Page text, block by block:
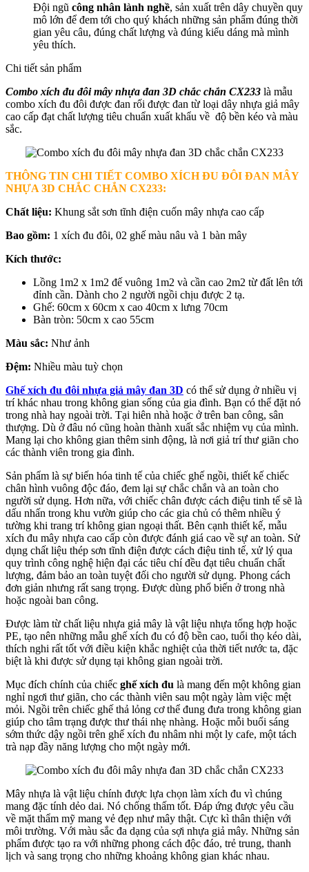
Đội ngũ công nhân lành nghề, sản xuất trên dây chuyền quy
mô lớn để đem tới cho quý khách những sản phẩm đúng thời
gian yêu câu, đúng chất lượng và đúng kiểu dáng mà mình
yêu thích.
Chi tiết sản phẩm
Combo xích đu đôi mây nhựa đan 3D chắc chắn CX233 là mẫu
combo xích đu đôi được đan rối được đan từ loại dây nhựa giả mây
cao cấp đạt chất lượng tiêu chuẩn xuất khẩu về độ bền kéo và màu
sắc.
THÔNG TIN CHI TIẾT COMBO XÍCH ĐU ĐÔI ĐAN MÂY
NHỰA 3D CHẮC CHẮN CX233:
Chất liệu: Khung sắt sơn tĩnh điện cuốn mây nhựa cao cấp
Bao gồm: 1 xích đu đôi, 02 ghế màu nâu và 1 bàn mây
Kích thước:
Lồng 1m2 x 1m2 đế vuông 1m2 và cần cao 2m2 từ đất lên tới
đỉnh cần. Dành cho 2 người ngồi chịu được 2 tạ.
Ghế: 60cm x 60cm x cao 40cm x lưng 70cm
Bàn tròn: 50cm x cao 55cm
Màu sắc: Như ảnh
Đệm: Nhiều màu tuỳ chọn
Ghế xích đu đôi nhựa giả mây đan 3D có thể sử dụng ở nhiều vị
trí khác nhau trong không gian sống của gia đình. Bạn có thể đặt nó
trong nhà hay ngoài trời. Tại hiên nhà hoặc ở trên ban công, sân
thượng. Dù ở đâu nó cũng hoàn thành xuất sắc nhiệm vụ của mình.
Mang lại cho không gian thêm sinh động, là nơi giả trí thư giãn cho
các thành viên trong gia đình.
Sản phẩm là sự biến hóa tinh tế của chiếc ghế ngồi, thiết kế chiếc
chân hình vuông độc đáo, đem lại sự chắc chắn và an toàn cho
người sử dụng. Hơn nữa, với chiếc chân được cách điệu tinh tế sẽ là
dấu nhấn trong khu vườn giúp cho các gia chủ có thêm nhiều ý
tường khi trang trí không gian ngoại thất. Bên cạnh thiết kế, mẫu
xích đu mây nhựa cao cấp còn được đánh giá cao về sự an toàn. Sử
dụng chất liệu thép sơn tĩnh điện được cách điệu tinh tế, xử lý qua
quy trình công nghệ hiện đại các tiêu chí đều đạt tiêu chuẩn chất
lượng, đảm bảo an toàn tuyệt đối cho người sử dụng. Phong cách
đơn giản nhưng rất sang trọng. Được dùng phổ biến ở trong nhà
hoặc ngoài ban công.
Được làm từ chất liệu nhựa giả mây là vật liệu nhựa tổng hợp hoặc
PE, tạo nên những mẫu ghế xích đu có độ bền cao, tuổi thọ kéo dài,
thích nghi rất tốt với điều kiện khắc nghiệt của thời tiết nước ta, đặc
biệt là khi được sử dụng tại không gian ngoài trời.
Mục đích chính của chiếc ghế xích đu là mang đến một không gian
nghỉ ngơi thư giãn, cho các thành viên sau một ngày làm việc mệt
mỏi. Ngồi trên chiếc ghế thả lỏng cơ thể đung đưa trong không gian
giúp cho tâm trạng được thư thái nhẹ nhàng. Hoặc mỗi buổi sáng
sớm thức dậy ngồi trên ghế xích đu nhâm nhi một ly cafe, một tách
trà nạp đầy năng lượng cho một ngày mới.
Mây nhựa là vật liệu chính được lựa chọn làm xích đu vì chúng
mang đặc tính dẻo dai. Nó chống thấm tốt. Đáp ứng được yêu cầu
về mặt thẩm mỹ mang vẻ đẹp như mây thật. Cực kì thân thiện với
môi trường. Với màu sắc đa dạng của sợi nhựa giả mây. Những sản
phẩm được tạo ra với những phong cách độc đáo, trẻ trung, thanh
lịch và sang trọng cho những khoảng không gian khác nhau.